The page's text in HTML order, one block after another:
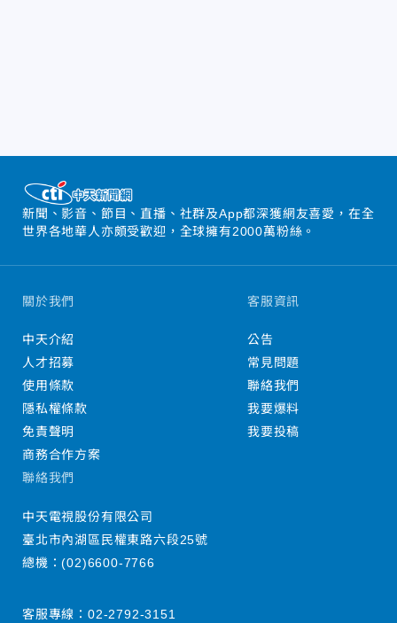
新聞、影音、節目、直播、社群及App都深獲網友喜愛，在全
世界各地華人亦頗受歡迎，全球擁有2000萬粉絲。
關於我們
中天介紹
人才招募
使用條款
隱私權條款
免責聲明
商務合作方案
客服資訊
公告
常見問題
聯絡我們
我要爆料
我要投稿
聯絡我們
中天電視股份有限公司
臺北市內湖區民權東路六段25號
總機：(02)6600-7766
客服專線： 02-2792-3151